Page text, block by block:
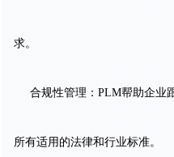
求。
合规性管理：PLM帮助企业
所有适用的法律和行业标准。